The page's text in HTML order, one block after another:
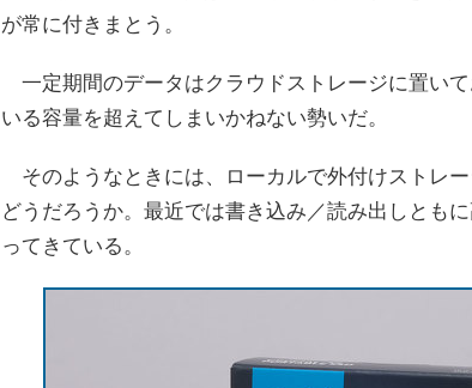
が常に付きまとう。
一定期間のデータはクラウドストレージに置い
いる容量を超えてしまいかねない勢いだ。
そのようなときには、ローカルで外付けストレ
どうだろうか。最近では書き込み／読み出しとも
ってきている。